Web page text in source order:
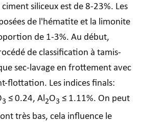
siliceux est de 8-23%. Les
de l'hématite et la limonite
de 1-3%. Au début,
de classification à tamis-
sec-lavage en frottement avec
flottation. Les indices finals:
3 ≤ 0.24, Al 2O3 ≤ 1.11%. On peut
très bas, cela influence le